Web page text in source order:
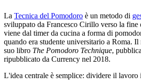
La Tecnica del Pomodoro è un metodo di
sviluppato da Francesco Cirillo verso la
viene dal timer da cucina a forma di
quando era studente universitario a Roma.
suo libro The Pomodoro Technique,
ripubblicato da Currency nel 2018.
L'idea centrale è semplice: dividere il lavoro